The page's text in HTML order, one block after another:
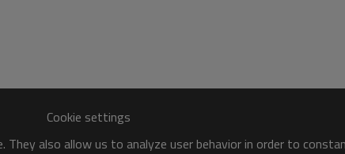
Cookie settings
They also allow us to analyze user behavior in order to